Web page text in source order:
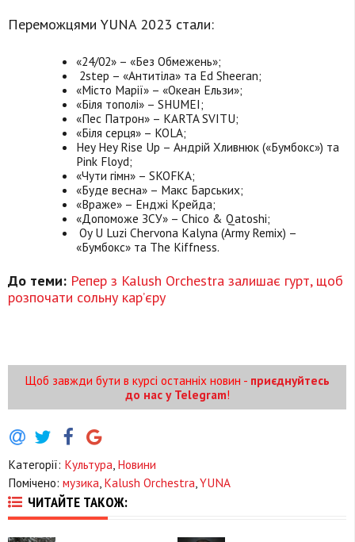
Переможцями YUNA 2023 стали:
«24/02» – «Без Обмежень»;
2step – «Антитіла» та Ed Sheeran;
«Місто Марії» – «Океан Ельзи»;
«Біля тополі» – SHUMEI;
«Пес Патрон» – KARTA SVITU;
«Біля серця» – KOLA;
Hey Hey Rise Up – Андрій Хливнюк («Бумбокс») та
Pink Floyd;
«Чути гімн» – SKOFKA;
«Буде весна» – Макс Барських;
«Враже» – Енджі Крейда;
«Допоможе ЗСУ» – Chico & Qatoshi;
Oy U Luzi Chervona Kalyna (Army Remix) –
«Бумбокс» та The Kiffness.
До теми: Репер з Kalush Orchestra залишає гурт, щоб
розпочати сольну кар’єру
Щоб завжди бути в курсі останніх новин - приєднуйтесь
до нас у Telegram!
Категорії: Культура Новини
Помічено: музика Kalush Orchestra YUNA
ЧИТАЙТЕ ТАКОЖ: